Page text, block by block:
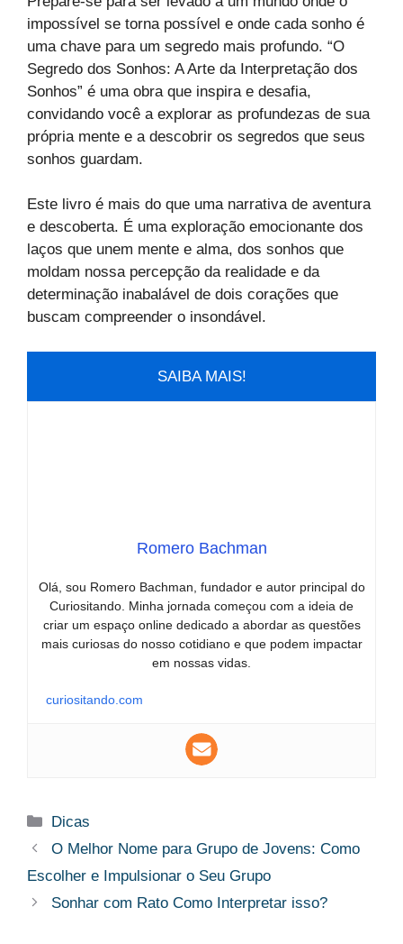
impossível se torna possível e onde cada sonho é
uma chave para um segredo mais profundo. “O
Segredo dos Sonhos: A Arte da Interpretação dos
Sonhos” é uma obra que inspira e desafia,
convidando você a explorar as profundezas de sua
própria mente e a descobrir os segredos que seus
sonhos guardam.
Este livro é mais do que uma narrativa de aventura
e descoberta. É uma exploração emocionante dos
laços que unem mente e alma, dos sonhos que
moldam nossa percepção da realidade e da
determinação inabalável de dois corações que
buscam compreender o insondável.
SAIBA MAIS!
Romero Bachman
Olá, sou Romero Bachman, fundador e autor principal do
Curiositando. Minha jornada começou com a ideia de
criar um espaço online dedicado a abordar as questões
mais curiosas do nosso cotidiano e que podem impactar
em nossas vidas.
curiositando.com
Categorias
Dicas
O Melhor Nome para Grupo de Jovens: Como
Escolher e Impulsionar o Seu Grupo
Sonhar com Rato Como Interpretar isso?